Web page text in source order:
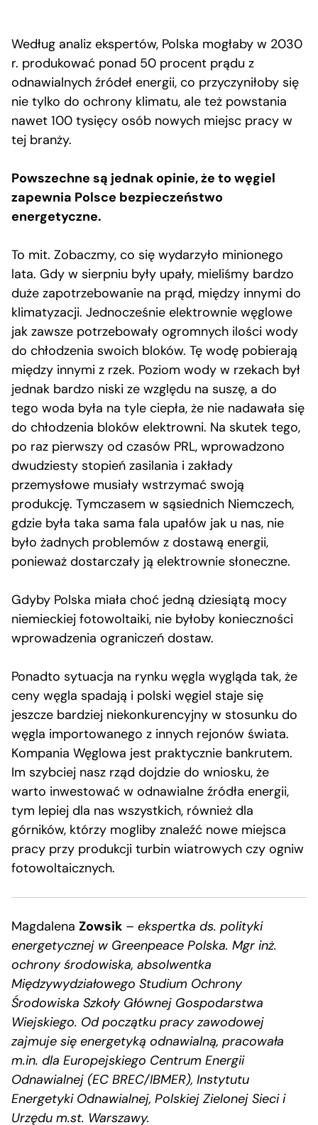
Według analiz ekspertów, Polska mogłaby w 2030
r. produkować ponad 50 procent prądu z
odnawialnych źródeł energii, co przyczyniłoby się
nie tylko do ochrony klimatu, ale też powstania
nawet 100 tysięcy osób nowych miejsc pracy w
tej branży.
Powszechne są jednak opinie, że to węgiel
zapewnia Polsce bezpieczeństwo
energetyczne.
To mit. Zobaczmy, co się wydarzyło minionego
lata. Gdy w sierpniu były upały, mieliśmy bardzo
duże zapotrzebowanie na prąd, między innymi do
klimatyzacji. Jednocześnie elektrownie węglowe
jak zawsze potrzebowały ogromnych ilości wody
do chłodzenia swoich bloków. Tę wodę pobierają
między innymi z rzek. Poziom wody w rzekach był
jednak bardzo niski ze względu na suszę, a do
tego woda była na tyle ciepła, że nie nadawała się
do chłodzenia bloków elektrowni. Na skutek tego,
po raz pierwszy od czasów PRL, wprowadzono
dwudziesty stopień zasilania i zakłady
przemysłowe musiały wstrzymać swoją
produkcję. Tymczasem w sąsiednich Niemczech,
gdzie była taka sama fala upałów jak u nas, nie
było żadnych problemów z dostawą energii,
ponieważ dostarczały ją elektrownie słoneczne.
Gdyby Polska miała choć jedną dziesiątą mocy
niemieckiej fotowoltaiki, nie byłoby konieczności
wprowadzenia ograniczeń dostaw.
Ponadto sytuacja na rynku węgla wygląda tak, że
ceny węgla spadają i polski węgiel staje się
jeszcze bardziej niekonkurencyjny w stosunku do
węgla importowanego z innych rejonów świata.
Kompania Węglowa jest praktycznie bankrutem.
Im szybciej nasz rząd dojdzie do wniosku, że
warto inwestować w odnawialne źródła energii,
tym lepiej dla nas wszystkich, również dla
górników, którzy mogliby znaleźć nowe miejsca
pracy przy produkcji turbin wiatrowych czy ogniw
fotowoltaicznych.
Magdalena Zowsik – ekspertka ds. polityki
energetycznej w Greenpeace Polska. Mgr inż.
ochrony środowiska, absolwentka
Międzywydziałowego Studium Ochrony
Środowiska Szkoły Głównej Gospodarstwa
Wiejskiego. Od początku pracy zawodowej
zajmuje się energetyką odnawialną, pracowała
m.in. dla Europejskiego Centrum Energii
Odnawialnej (EC BREC/IBMER), Instytutu
Energetyki Odnawialnej, Polskiej Zielonej Sieci i
Urzędu m.st. Warszawy.